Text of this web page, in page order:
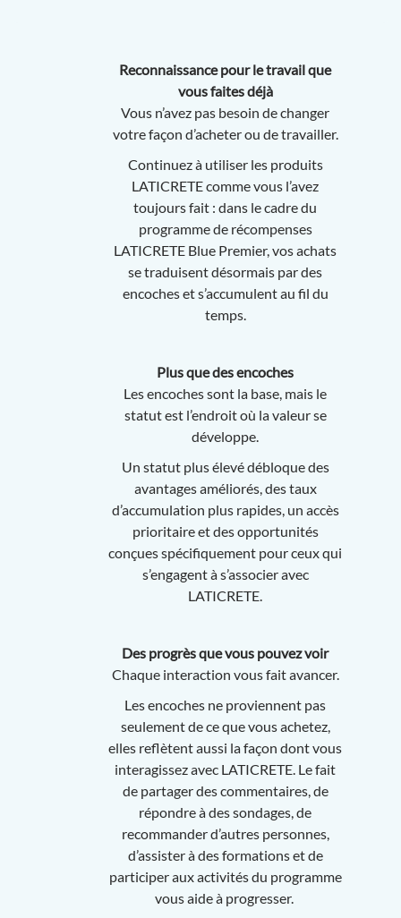
Reconnaissance pour le travail que
vous faites déjà
Vous n’avez pas besoin de changer
votre façon d’acheter ou de travailler.
Continuez à utiliser les produits
LATICRETE comme vous l’avez
toujours fait : dans le cadre du
programme de récompenses
LATICRETE Blue Premier, vos achats
se traduisent désormais par des
encoches et s’accumulent au fil du
temps.
Plus que des encoches
Les encoches sont la base, mais le
statut est l’endroit où la valeur se
développe.
Un statut plus élevé débloque des
avantages améliorés, des taux
d’accumulation plus rapides, un accès
prioritaire et des opportunités
conçues spécifiquement pour ceux qui
s’engagent à s’associer avec
LATICRETE.
Des progrès que vous pouvez voir
Chaque interaction vous fait avancer.
Les encoches ne proviennent pas
seulement de ce que vous achetez,
elles reflètent aussi la façon dont vous
interagissez avec LATICRETE. Le fait
de partager des commentaires, de
répondre à des sondages, de
recommander d’autres personnes,
d’assister à des formations et de
participer aux activités du programme
vous aide à progresser.